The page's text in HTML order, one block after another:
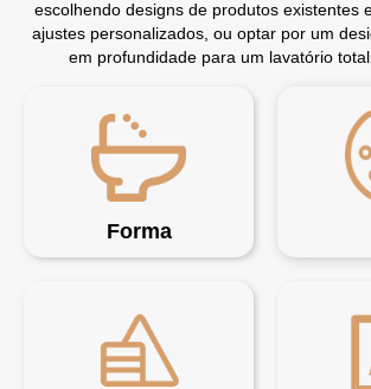
escolhendo designs de produtos existentes
ajustes personalizados, ou optar por um
em profundidade para um lavatório
Forma